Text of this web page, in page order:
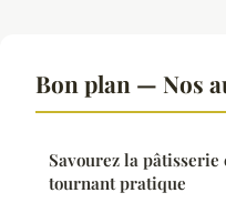
Bon plan — Nos
Savourez la
tournant pratique